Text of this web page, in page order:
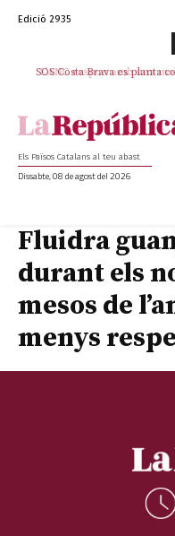
Edició 2935
SOS Costa Brava es planta
Els Països Catalans al teu abast
Dissabte, 08 de agost del 2026
Fluidra
durant els
mesos de
menys